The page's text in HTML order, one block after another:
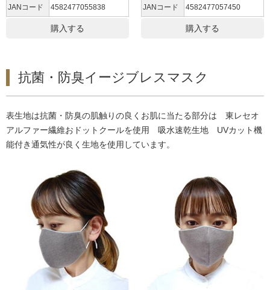
JANコード 4582477055838
購入する
JANコード 4582477057450
購入する
抗菌・防臭イージブレスマスク
表生地は抗菌・防臭の肌触りの良くお肌に当たる部分は 東レセオ
アルファー繊維おドットクールを使用 吸水速乾生地 UVカット機
能付き通気性が良く生地を使用しています。